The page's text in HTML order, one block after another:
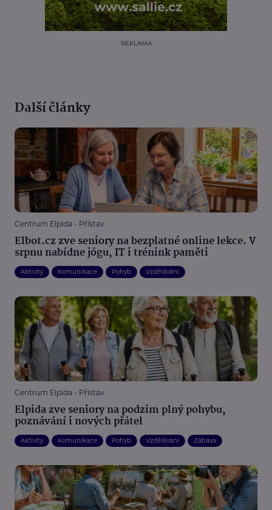
REKLAMA
Další články
Centrum Elpida - Přístav
Elbot.cz zve seniory na bezplatné online lekce. V
srpnu nabídne jógu, IT i trénink paměti
Aktivity Komunikace Pohyb Vzdělávání
Centrum Elpida - Přístav
Elpida zve seniory na podzim plný pohybu,
poznávání i nových přátel
Aktivity Komunikace Pohyb Vzdělávání Zábava